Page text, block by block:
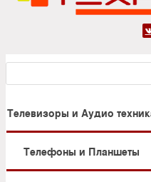
Телевизоры и Аудио
Телефоны и Планшеты